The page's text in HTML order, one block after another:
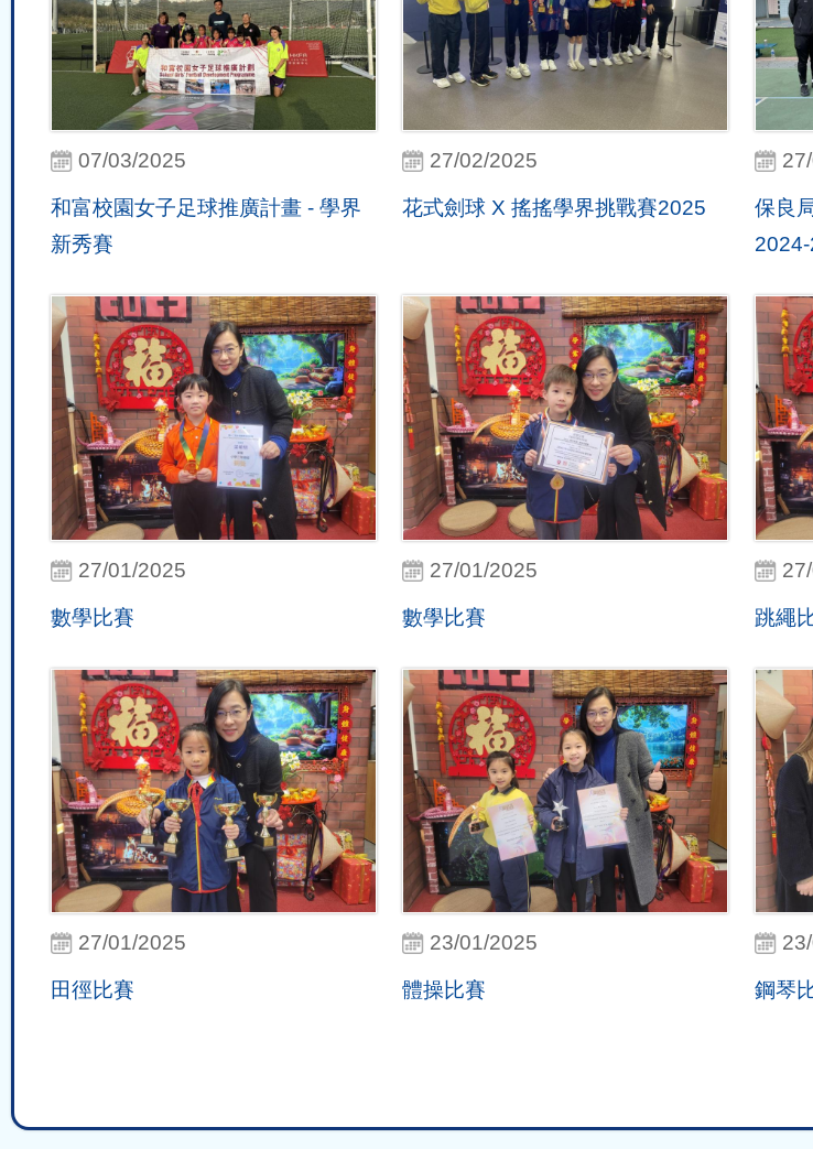
07/03/2025
和富校園女子足球推廣計畫 - 學界
新秀賽
27/02/2025
花式劍球 X 搖搖學界挑戰賽2025
保良
27/01/2025
數學比賽
27/01/2025
數學比賽 跳繩
27/01/2025
田徑比賽
23/01/2025
體操比賽 鋼琴